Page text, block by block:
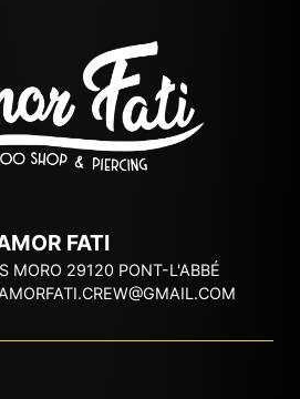
FATI
MORO 29120 PONT-L'ABBÉ